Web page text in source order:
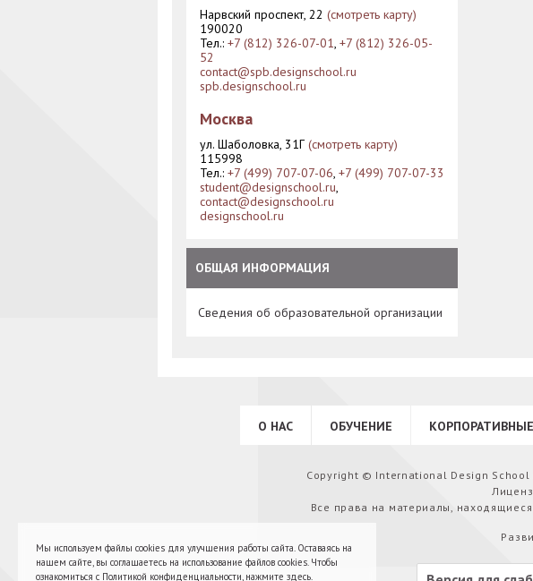
Нарвский проспект, 22 (смотреть карту)
190020
Тел.: +7 (812) 326-07-01, +7 (812) 326-05-
52
contact@spb.designschool.ru
spb.designschool.ru
Москва
ул. Шаболовка, 31Г (смотреть карту)
115998
Тел.: +7 (499) 707-07-06, +7 (499) 707-07-33
student@designschool.ru,
contact@designschool.ru
designschool.ru
ОБЩАЯ ИНФОРМАЦИЯ
Сведения об образовательной организации
О НАС ОБУЧЕНИЕ
Copyright © International Design
Все права на материалы,
Мы используем файлы cookies для улучшения работы сайта. Оставаясь на
нашем сайте, вы соглашаетесь на использование файлов cookies. Чтобы
ознакомиться с Политикой конфиденциальности, нажмите здесь.